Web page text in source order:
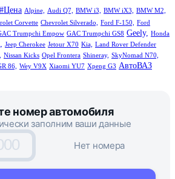
#Цена Alpine, Audi Q7, BMW i3, BMW iX3,
BMW M2,
Corvette Chevrolet Silverado, Ford F-150,
Ford
Trumpchi Empow GAC Trumpchi GS8 Geely,
Honda
Jeep Cherokee Jetour X70 Kia, Land Rover Defender
Nissan Kicks Opel Frontera Shineray, SkyNomad N70,
86, Wey V9X Xiaomi YU7 Xpeng G3 АвтоВАЗ
номер автомобиля
заполним ваши данные
Нет номера